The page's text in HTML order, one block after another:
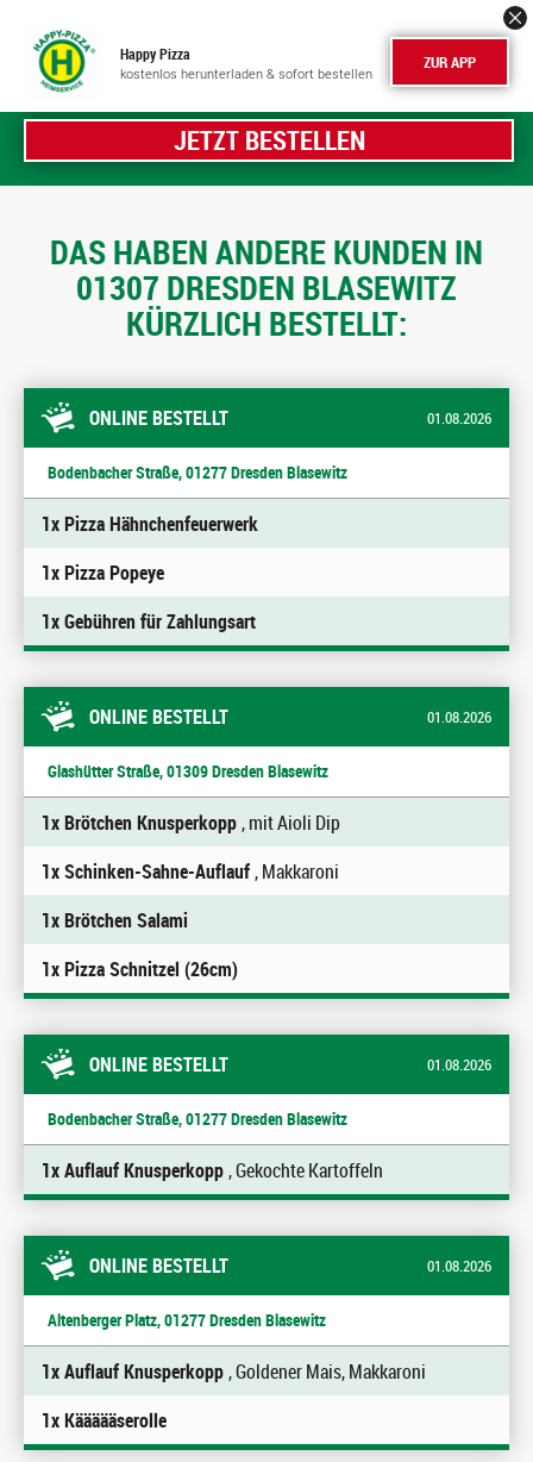
Happy Pizza
kostenlos herunterladen & sofort bestellen ZUR APP
JETZT BESTELLEN
DAS HABEN ANDERE KUNDEN IN
01307 DRESDEN BLASEWITZ
KÜRZLICH BESTELLT:
ONLINE BESTELLT 01.08.2026
Bodenbacher Straße, 01277 Dresden Blasewitz
1x Pizza Hähnchenfeuerwerk
1x Pizza Popeye
1x Gebühren für Zahlungsart
ONLINE BESTELLT 01.08.2026
Glashütter Straße, 01309 Dresden Blasewitz
1x Brötchen Knusperkopp, mit Aioli Dip
1x Schinken-Sahne-Auflauf, Makkaroni
1x Brötchen Salami
1x Pizza Schnitzel (26cm)
ONLINE BESTELLT 01.08.2026
Bodenbacher Straße, 01277 Dresden Blasewitz
1x Auflauf Knusperkopp, Gekochte Kartoffeln
ONLINE BESTELLT 01.08.2026
Altenberger Platz, 01277 Dresden Blasewitz
1x Auflauf Knusperkopp, Goldener Mais, Makkaroni
1x Käääääserolle